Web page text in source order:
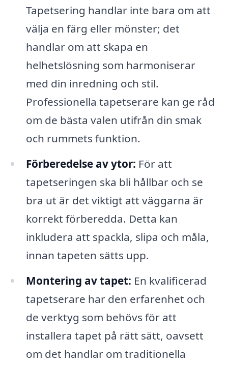
Tapetsering handlar inte bara om att
välja en färg eller mönster; det
handlar om att skapa en
helhetslösning som harmoniserar
med din inredning och stil.
Professionella tapetserare kan ge råd
om de bästa valen utifrån din smak
och rummets funktion.
Förberedelse av ytor: För att
tapetseringen ska bli hållbar och se
bra ut är det viktigt att väggarna är
korrekt förberedda. Detta kan
inkludera att spackla, slipa och måla,
innan tapeten sätts upp.
Montering av tapet: En kvalificerad
tapetserare har den erfarenhet och
de verktyg som behövs för att
installera tapet på rätt sätt, oavsett
om det handlar om traditionella